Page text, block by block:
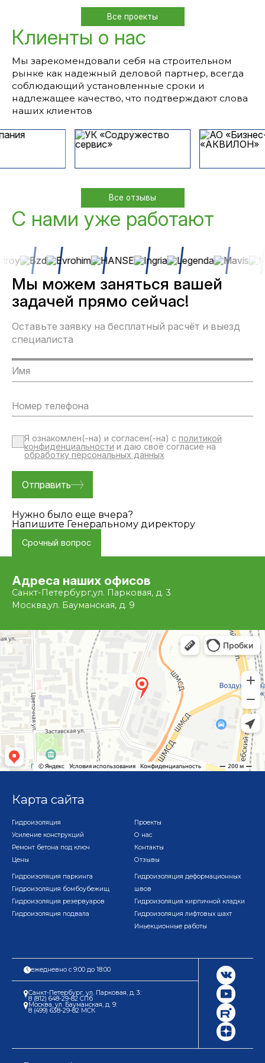
Все проекты
Клиенты о нас
Мы зарекомендовали себя на строительном
рынке как надежный деловой партнер, всегда
соблюдающий установленные сроки и
надлежащее качество, что подтверждают слова
наших клиентов
Все отзывы
С нами уже работают
Мы можем заняться вашей
задачей прямо сейчас!
Оставьте заявку на бесплатный расчёт и выезд
специалиста
Я ознакомлен(-на) и согласен(-на) сполитикой
конфиденциальности и даю своё согласие на
обработку персональных данных
Нужно было еще вчера?
Напишите Генеральному директору
Срочный вопрос
Адреса наших офисов
Санкт-Петербург,ул. Парковая, д. 3
Москва,ул. Бауманская, д. 9
Карта сайта
Гидроизоляция
Усиление конструкций
Ремонт бетона под ключ
Цены
Проекты
О нас
Контакты
Отзывы
Гидроизоляция паркинга
Гидроизоляция бомбоубежищ
Гидроизоляция резервуаров
Гидроизоляция подвала
Гидроизоляция деформационных
швов
Гидроизоляция кирпичной кладки
Гидроизоляция лифтовых шахт
Иньекционные работы
ежедневно с 9:00 до 18:00
Санкт-Петербург, ул. Парковая, д. 3:
8 (812) 648-29-82 СПб
Москва, ул. Бауманская, д. 9:
8 (499) 638-29-82 МСК